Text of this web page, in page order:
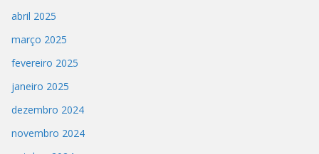
abril 2025
março 2025
fevereiro 2025
janeiro 2025
dezembro 2024
novembro 2024